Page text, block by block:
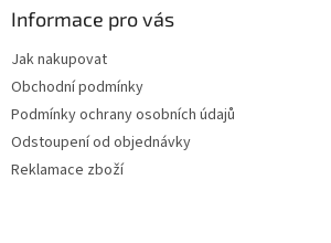
Informace pro vás
Jak nakupovat
Obchodní podmínky
Podmínky ochrany osobních údajů
Odstoupení od objednávky
Reklamace zboží